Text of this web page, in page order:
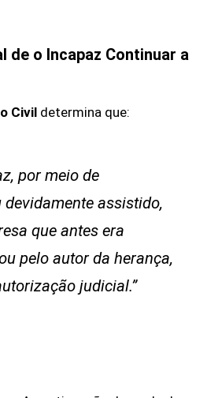
de o Incapaz Continuar a
Civil determina que:
por meio de
devidamente assistido,
que antes era
pelo autor da herança,
judicial.”